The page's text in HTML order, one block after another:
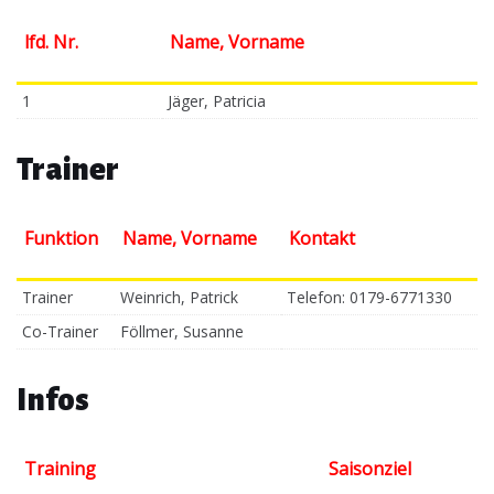
lfd. Nr. Name, Vorname
1 Jäger, Patricia
Trainer
Funktion Name, Vorname Kontakt
Trainer Weinrich, Patrick
Telefon: 0179-6771330
Co-Trainer
Föllmer, Susanne
Infos
Training Saisonziel